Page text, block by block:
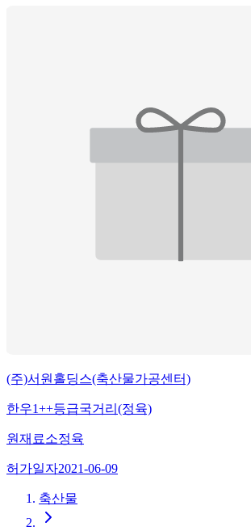
(주)서원홀딩스(축산물가공센터)
한우1++등급국거리(정육)
원재료소정육
허가일자2021-06-09
축산물